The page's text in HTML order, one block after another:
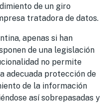
de un giro
tratadora de datos.
apenas si han
de una legislación
no permite
adecuada protección de
de la información
así sobrepasadas y